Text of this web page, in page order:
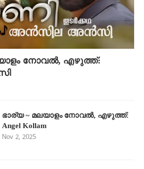
നോവൽ, എഴുത്ത്:
ഭാര്യ ~ മലയാളം നോവൽ, എഴുത്ത്:
Angel Kollam
Nov 2, 2025